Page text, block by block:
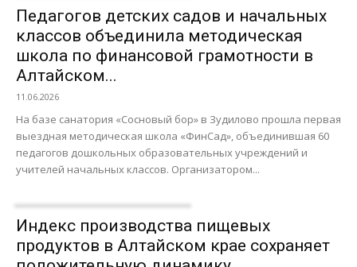
Педагогов детских садов и начальных
классов объединила методическая
школа по финансовой грамотности в
Алтайском...
11.06.2026
На базе санатория «Сосновый бор» в Зудилово прошла первая
выездная методическая школа «ФинСад», объединившая 60
педагогов дошкольных образовательных учреждений и
учителей начальных классов. Организатором...
Индекс производства пищевых
продуктов в Алтайском крае сохраняет